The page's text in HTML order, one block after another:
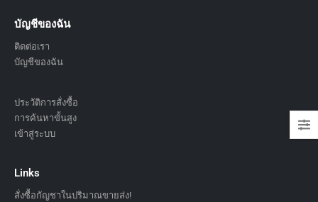
บัญชีของฉัน
ติดต่อเรา
บัญชีของฉัน
ประวัติการสั่งซื้อ
การค้นหาขั้นสูง
เข้าสู่ระบบ
Links
สั่งซื้อกัญชาในปริมาณขายส่ง!